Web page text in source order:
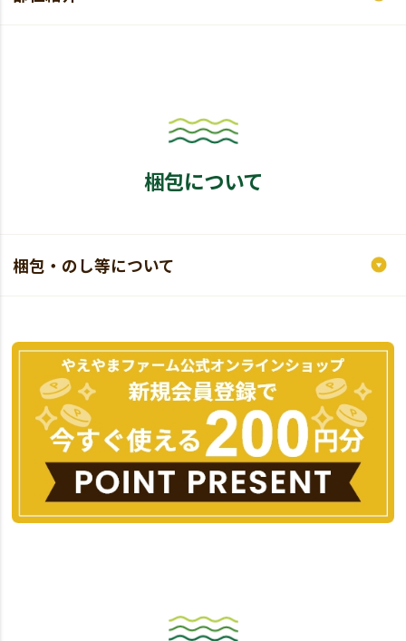
梱包について
梱包・のし等について